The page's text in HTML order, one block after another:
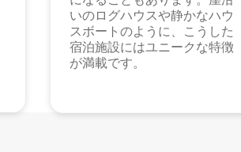
いのログハウスや静かなハウ
スボートのように、こうした
宿泊施設にはユニークな特徴
が満載です。